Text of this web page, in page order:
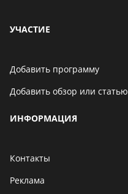
УЧАСТИЕ
Добавить программу
Добавить обзор или статью
ИНФОРМАЦИЯ
Контакты
Реклама